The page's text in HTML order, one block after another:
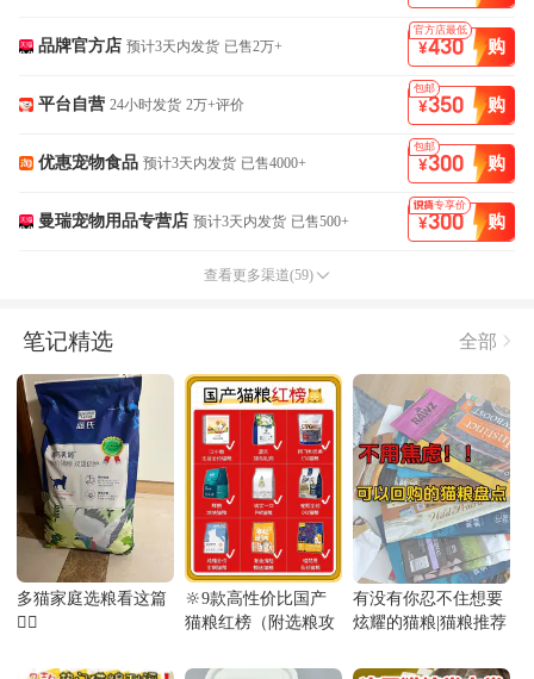
品牌官方店 预计3天内发货 已售2万+ ¥430 购
官方店最低
平台自营 24小时发货 2万+评价 ¥350 购
包邮
优惠宠物食品 预计3天内发货 已售4000+ ¥300 购
包邮
曼瑞宠物用品专营店 预计3天内发货 已售500+ ¥300 购
专享价
查看更多渠道(59)
笔记精选 全部
多猫家庭选粮看这篇
🙋‍♀️
🔆9款高性价比国产
猫粮红榜（附选粮攻
有没有你忍不住想要
炫耀的猫粮|猫粮推荐